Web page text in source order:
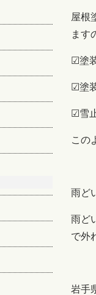
屋根
ます
☑塗
☑塗
☑雪
この
雨ど
雨ど
で外
岩手